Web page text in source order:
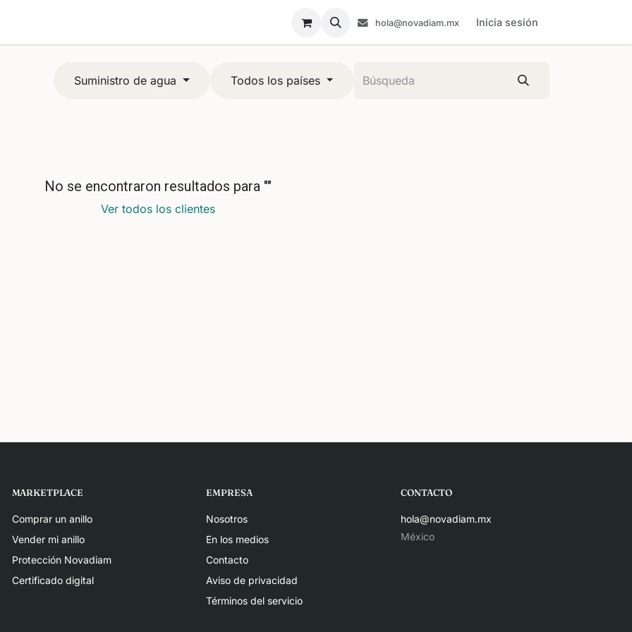
hola@novadiam.mx Inicia sesión
Suministro de agua Todos los países
No se encontraron resultados para ""
Ver todos los clientes
MARKETPLACE
Comprar un anillo
Vender mi anillo
Protección Novadiam
Certificado digital
EMPRESA
Nosotros
En los medios
Contacto
Aviso de privacidad
Términos del servicio
CONTACTO
hola@novadiam.mx
México